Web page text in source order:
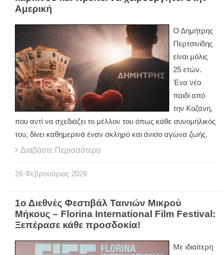
Αμερική
Ο Δημήτρης
Περτσινίδης
είναι μόλις
25 ετών.
Ένα νέο
παιδί από
την Κοζάνη,
που αντί να σχεδιάζει το μέλλον του όπως κάθε συνομήλικός
του, δίνει καθημερινά έναν σκληρό και άνισο αγώνα ζωής.
Διαβάστε Περισσότερα
26 Φεβρουάριος 2026
1ο Διεθνές Φεστιβάλ Ταινιών Μικρού
Μήκους – Florina International Film Festival:
Ξεπέρασε κάθε προσδοκία!
Με ιδιαίτερη